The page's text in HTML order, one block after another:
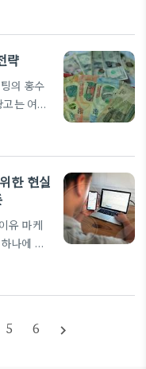
석하여
한 깊은
죠. 이렇
. 예를
니다. 또
용을 포
쉽습니
략
의 홍수
는 여전
에 키워
가지고
색 결과에
곧 잠재
을 켜는
광고는
는 것입
한 현실
유 마케
나에 일
시 성
어올리
끊기게
5 6 navigate_next